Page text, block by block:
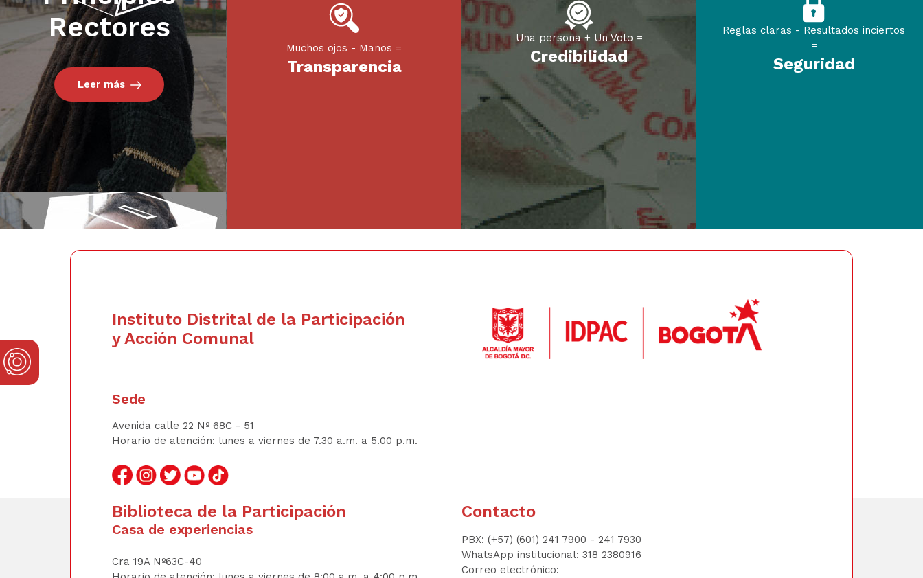
Rectores
Leer más
Muchos ojos - Manos =
Transparencia
Una persona + Un Voto =
Credibilidad
Reglas claras - Resultados inciertos
=
Seguridad
Instituto Distrital de la Participación
y Acción Comunal
Sede
Avenida calle 22 Nº 68C - 51
Horario de atención: lunes a viernes de 7.30 a.m. a 5.00 p.m.
Biblioteca de la Participación
Casa de experiencias
Cra 19A Nº63C-40
Contacto
PBX: (+57) (601) 241 7900 - 241 7930
WhatsApp institucional: 318 2380916
Correo electrónico: